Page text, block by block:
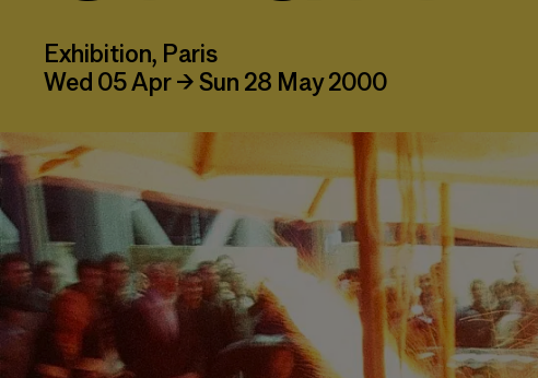
Exhibition, Paris
Wed 05 Apr → Sun 28 May 2000